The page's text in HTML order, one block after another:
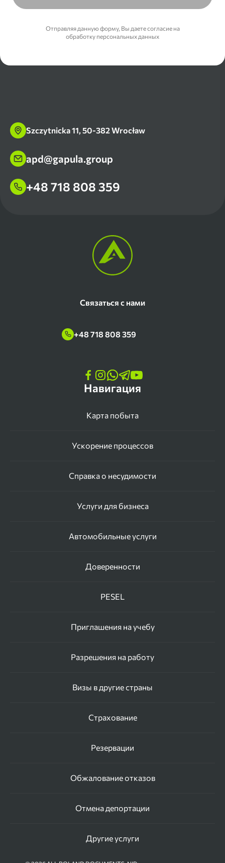
Отправляя данную форму, Вы даете согласие на
обработку персональных данных
Szczytnicka 11, 50-382 Wrocław
apd@gapula.group
+48 718 808 359
Связаться с нами
+48 718 808 359
Навигация
Карта побыта
Услуги для бизнеса
PESEL
Визы в другие страны
Обжалование отказов
Ускорение процессов
Автомобильные услуги
Приглашения на учебу
Страхование
Отмена депортации
Справка о несудимости
Доверенности
Разрешения на работу
Резервации
Другие услуги